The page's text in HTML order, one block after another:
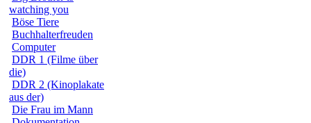
watching you
Böse Tiere
Buchhalterfreuden
Computer
DDR 1 (Filme über
die)
DDR 2 (Kinoplakate
aus der)
Die Frau im Mann